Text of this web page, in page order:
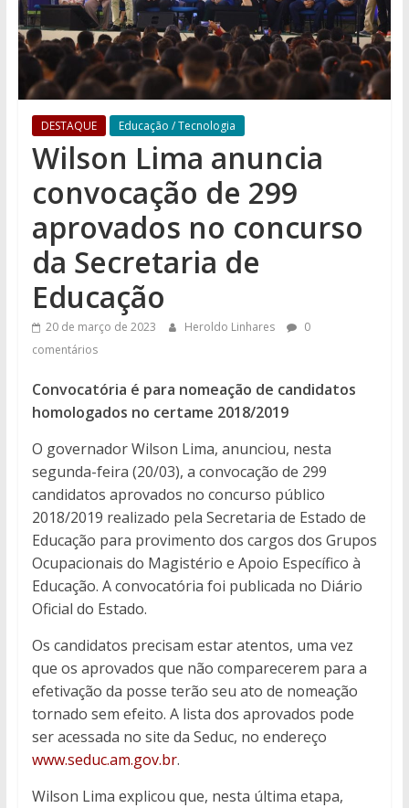
DESTAQUE Educação / Tecnologia
Wilson Lima anuncia
convocação de 299
aprovados no concurso
da Secretaria de
Educação
20 de março de 2023 Heroldo Linhares
0
comentários
Convocatória é para nomeação de candidatos
homologados no certame 2018/2019
O governador Wilson Lima, anunciou, nesta
segunda-feira (20/03), a convocação de 299
candidatos aprovados no concurso público
2018/2019 realizado pela Secretaria de Estado de
Educação para provimento dos cargos dos Grupos
Ocupacionais do Magistério e Apoio Específico à
Educação. A convocatória foi publicada no Diário
Oficial do Estado.
Os candidatos precisam estar atentos, uma vez
que os aprovados que não comparecerem para a
efetivação da posse terão seu ato de nomeação
tornado sem efeito. A lista dos aprovados pode
ser acessada no site da Seduc, no endereço
www.seduc.am.gov.br.
Wilson Lima explicou que, nesta última etapa,